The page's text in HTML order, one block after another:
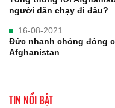
người dân chạy đi đâu?
16-08-2021
Đức nhanh chóng đóng
Afghanistan
TIN NỔI BẬT